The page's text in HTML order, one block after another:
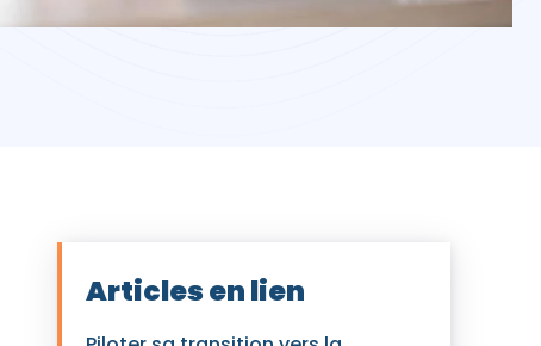
Articles en lien